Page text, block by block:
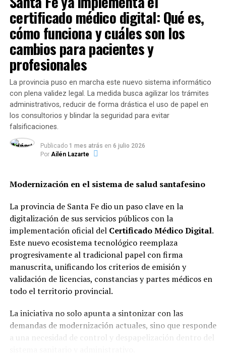
tanto regularicen sus registros, inscriban sus fórmulas y
obtengan las habilitaciones de los establecimientos
productores ante las autoridades sanitarias
competentes.
de cobertura en la
población objetivo gracias
a un trabajo articulado en
centros de salud,
hospitales y operativos
territoriales desplegados
en toda la provincia”.
Desglose de dosis aplicadas por
grupo de riesgo
El reporte oficial detalló la distribución del esquema de
Personas de 2 a 64 años con factores de
riesgo:154.071 dosis.
Mayores de 65 años:140.935 dosis.
Personal de salud:50.846 dosis.
Niños de 6 meses a 2 años:44.522 dosis.
Personal esencial: 22.591 dosis.
certificado médico digital: Qué es,
cómo funciona y cuáles son los
cambios para pacientes y
profesionales
La provincia puso en marcha este nuevo sistema informático
con plena validez legal. La medida busca agilizar los trámites
administrativos, reducir de forma drástica el uso de papel en
los consultorios y blindar la seguridad para evitar
falsificaciones.
Publicado 1 mes atrás en 6 julio 2026
Por Ailén Lazarte
Modernización en el sistema de salud santafesino
La provincia de Santa Fe dio un paso clave en la
digitalización de sus servicios públicos con la
implementación oficial del Certificado Médico Digital.
Este nuevo ecosistema tecnológico reemplaza
progresivamente al tradicional papel con firma
manuscrita, unificando los criterios de emisión y
validación de licencias, constancias y partes médicos en
todo el territorio provincial.
La iniciativa no solo apunta a sintonizar con las
demandas de modernización actuales, sino que responde
a una necesidad de control y despapelización dentro del